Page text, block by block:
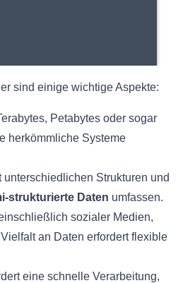
sind einige wichtige Aspekte:
Petabytes oder sogar
herkömmliche Systeme
Strukturen und
strukturierte Daten umfassen.
sozialer Medien,
an Daten erfordert flexible
eine schnelle Verarbeitung,